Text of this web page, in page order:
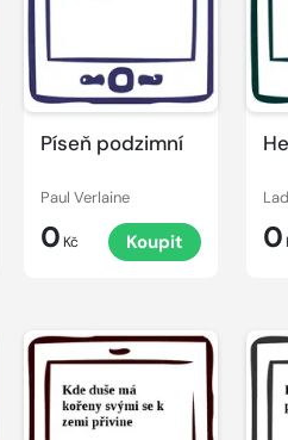
Píseň podzimní
Paul Verlaine
0 Kč Koupit 0